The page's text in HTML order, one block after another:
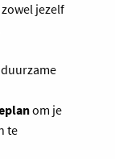
jezelf
om je
te